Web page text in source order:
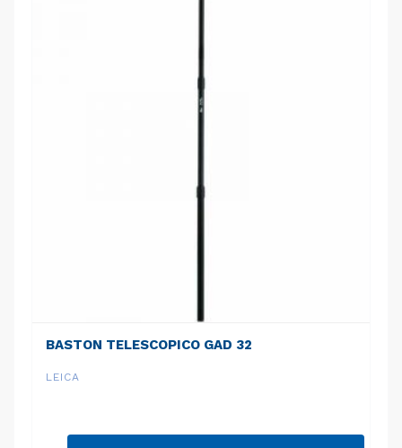
BASTON TELESCOPICO GAD 32
LEICA